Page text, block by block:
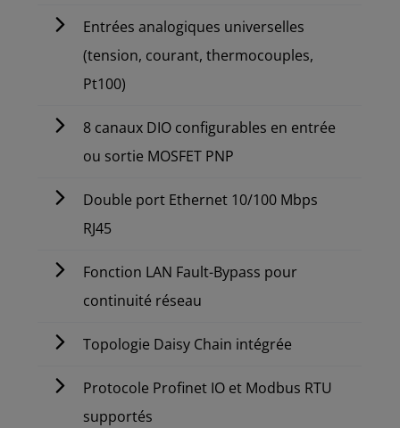
Entrées analogiques universelles
(tension, courant, thermocouples,
Pt100)
8 canaux DIO configurables en entrée
ou sortie MOSFET PNP
Double port Ethernet 10/100 Mbps
RJ45
Fonction LAN Fault-Bypass pour
continuité réseau
Topologie Daisy Chain intégrée
Protocole Profinet IO et Modbus RTU
supportés